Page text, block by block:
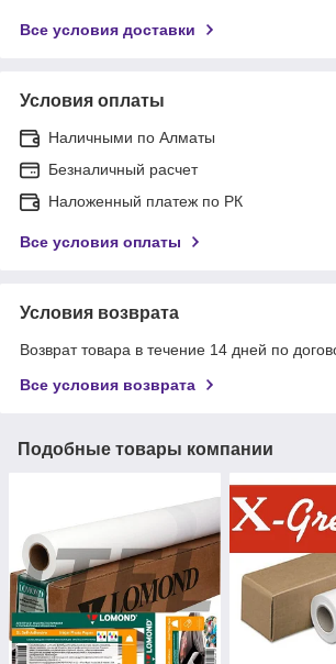
Все условия доставки
Условия оплаты
Наличными по Алматы
Безналичный расчет
Наложенный платеж по РК
Все условия оплаты
Условия возврата
Возврат товара в течение 14 дней по
Все условия возврата
Подобные товары компании